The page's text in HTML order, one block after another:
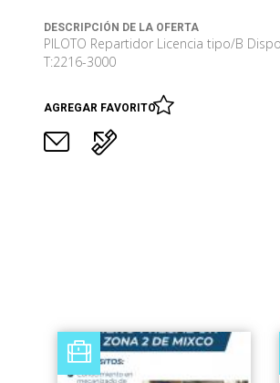
DESCRIPCIÓN DE LA OFERTA
PILOTO Repartidor Licencia tipo/B
T:2216-3000
AGREGAR FAVORITO